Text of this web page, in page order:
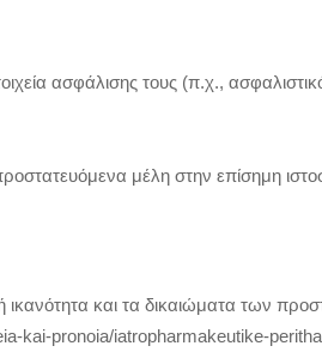
ασφάλισης τους (π.χ.,
μέλη στην επίσημη
ικανότητα και τα δικαιώματα των
kai-pronoia/iatropharmakeutike-